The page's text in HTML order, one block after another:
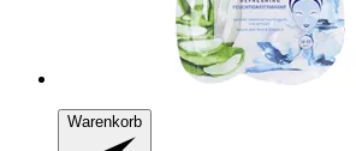
Warenkorb